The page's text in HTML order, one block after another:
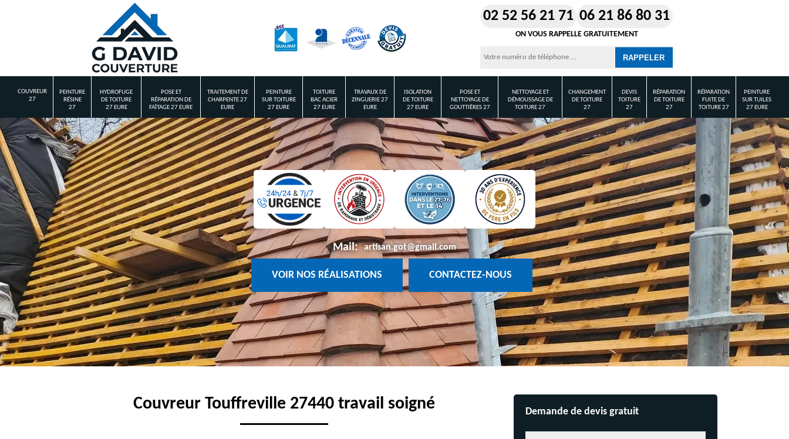
02 52 56 21 71 06 21 86 80 31
ON VOUS RAPPELLE GRATUITEMENT
COUVREUR
27
PEINTURE
RÉSINE
27
HYDROFUGE
DE TOITURE
27 EURE
POSE ET
RÉPARATION DE
FAÎTAGE 27 EURE
TRAITEMENT DE
CHARPENTE 27
EURE
PEINTURE
SUR TOITURE
27 EURE
TOITURE
BAC ACIER
27 EURE
TRAVAUX DE
ZINGUERIE 27
EURE
ISOLATION
DE TOITURE
27 EURE
POSE ET
NETTOYAGE DE
GOUTTIÈRES 27
NETTOYAGE ET
DÉMOUSSAGE DE
TOITURE 27
CHANGEMENT
DE TOITURE
27
DEVIS
TOITURE
27
RÉPARATION
DE TOITURE
27
RÉPARATION
FUITE DE
TOITURE 27
PEINTURE
SUR TUILES
27 EURE
Mail: artisan.got@gmail.com
VOIR NOS RÉALISATIONS CONTACTEZ-NOUS
Couvreur Touffreville 27440 travail soigné Demande de devis gratuit